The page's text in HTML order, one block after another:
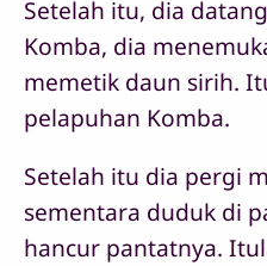
Setelah itu, dia
Komba, dia
memetik daun sirih.
pelapuhan Komba.
Setelah itu dia pergi
sementara duduk di
hancur pantatnya.